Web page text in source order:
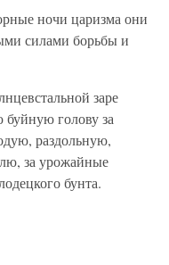
ночи царизма они
силами борьбы и
заре
голову за
раздольную,
за урожайные
бунта.